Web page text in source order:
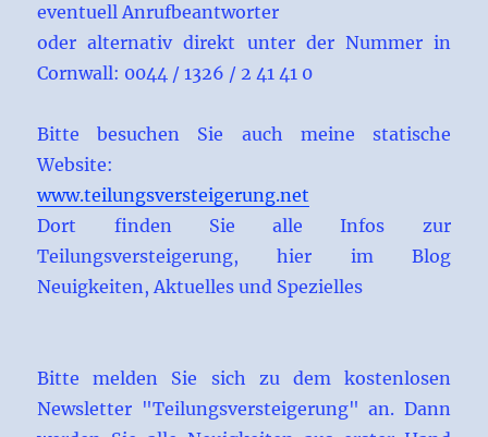
eventuell Anrufbeantworter
oder alternativ direkt unter der Nummer in
Cornwall: 0044 / 1326 / 2 41 41 0
Bitte besuchen Sie auch meine statische
Website:
www.teilungsversteigerung.net
Dort finden Sie alle Infos zur
Teilungsversteigerung, hier im Blog
Neuigkeiten, Aktuelles und Spezielles
Bitte melden Sie sich zu dem kostenlosen
Newsletter "Teilungsversteigerung" an. Dann